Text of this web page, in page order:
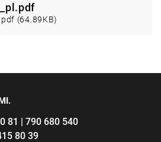
(64.89KB)
81 | 790 680 540
80 39